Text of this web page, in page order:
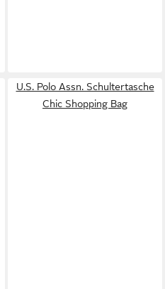
U.S. Polo Assn. Schultertasche
Chic Shopping Bag